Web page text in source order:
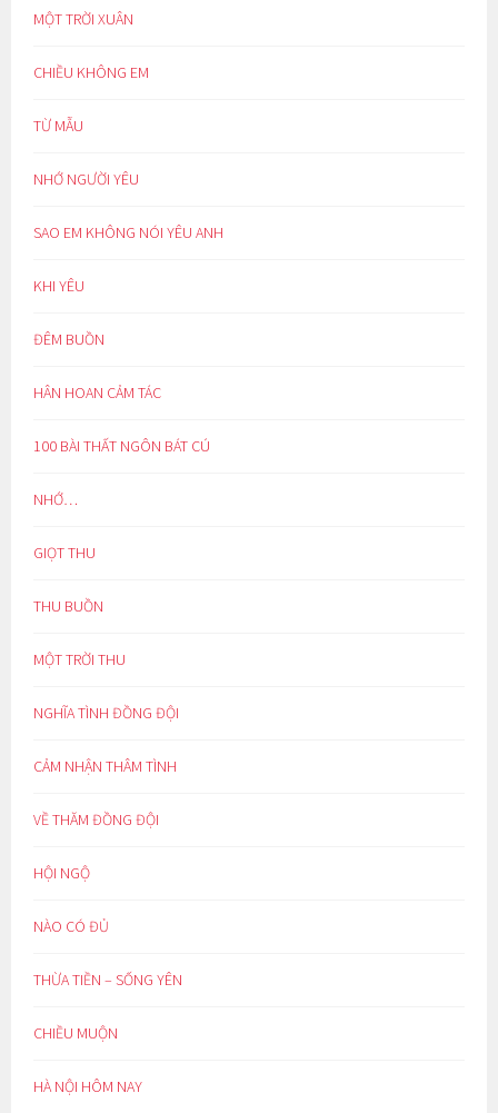
MỘT TRỜI XUÂN
CHIỀU KHÔNG EM
TỪ MẪU
NHỚ NGƯỜI YÊU
SAO EM KHÔNG NÓI YÊU ANH
KHI YÊU
ĐÊM BUỒN
HÂN HOAN CẢM TÁC
100 BÀI THẤT NGÔN BÁT CÚ
NHỚ…
GIỌT THU
THU BUỒN
MỘT TRỜI THU
NGHĨA TÌNH ĐỒNG ĐỘI
CẢM NHẬN THÂM TÌNH
VỀ THĂM ĐỒNG ĐỘI
HỘI NGỘ
NÀO CÓ ĐỦ
THỪA TIỀN – SỐNG YÊN
CHIỀU MUỘN
HÀ NỘI HÔM NAY